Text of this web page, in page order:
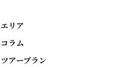
エリア
コラム
ツアープラン